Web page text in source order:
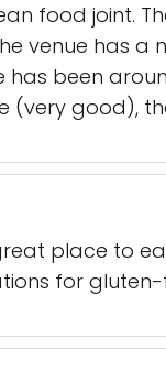
food joint.
venue has a
has been
(very good),
place to
for